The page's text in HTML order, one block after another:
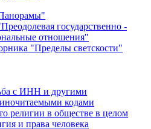
государственно -
отношения"
"Пределы светскости"
с ИНН и другими
кодами
религии в обществе в целом
и права человека